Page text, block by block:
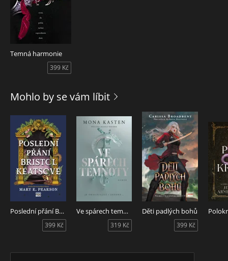
Temná harmonie
399 Kč
Mohlo by se vám líbit
Poslední přání Bristol Keatsové
399 Kč
Ve spárech temnoty
319 Kč
Děti padlých bohů
399 Kč